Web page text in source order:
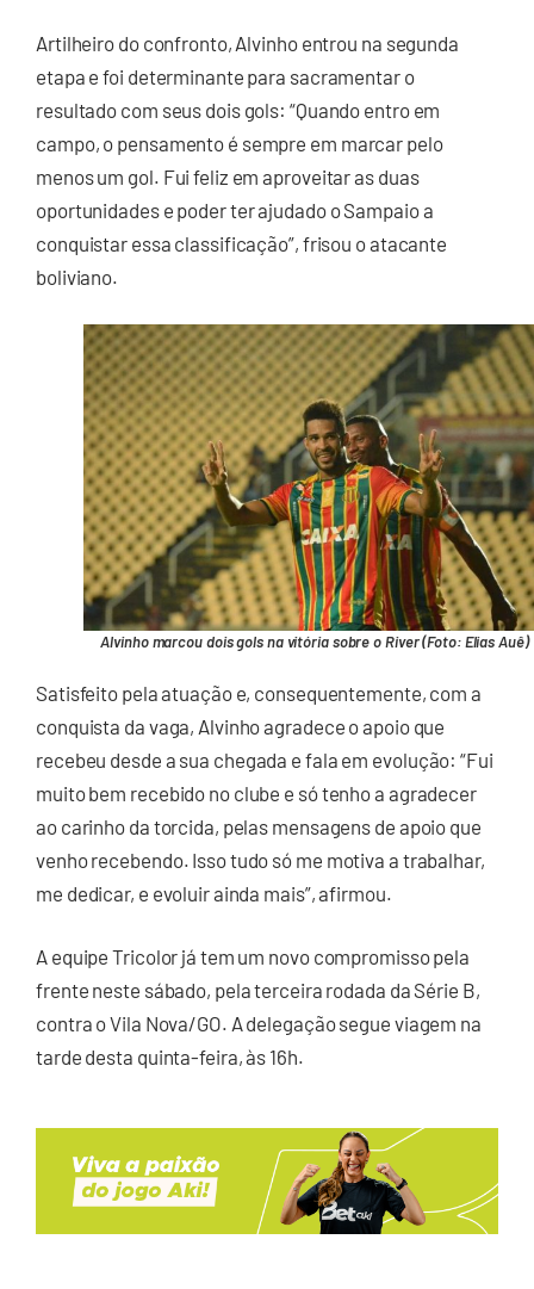
Artilheiro do confronto, Alvinho entrou na segunda
etapa e foi determinante para sacramentar o
resultado com seus dois gols: “Quando entro em
campo, o pensamento é sempre em marcar pelo
menos um gol. Fui feliz em aproveitar as duas
oportunidades e poder ter ajudado o Sampaio a
conquistar essa classificação”, frisou o atacante
boliviano.
Alvinho marcou dois gols na vitória sobre o River (Foto: Elias Auê)
Satisfeito pela atuação e, consequentemente, com a
conquista da vaga, Alvinho agradece o apoio que
recebeu desde a sua chegada e fala em evolução: “Fui
muito bem recebido no clube e só tenho a agradecer
ao carinho da torcida, pelas mensagens de apoio que
venho recebendo. Isso tudo só me motiva a trabalhar,
me dedicar, e evoluir ainda mais”, afirmou.
A equipe Tricolor já tem um novo compromisso pela
frente neste sábado, pela terceira rodada da Série B,
contra o Vila Nova/GO. A delegação segue viagem na
tarde desta quinta-feira, às 16h.